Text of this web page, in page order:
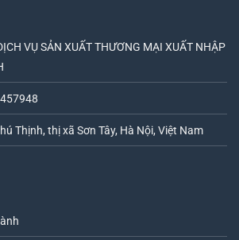
VỤ SẢN XUẤT THƯƠNG MẠI XUẤT NHẬP
Thịnh, thị xã Sơn Tây, Hà Nội, Việt Nam